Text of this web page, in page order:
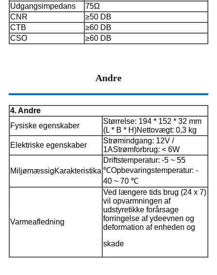
Udgangsimpedans
75Ω
CNR
≥50 DB
CTB
≥60 DB
CSO
≥60 DB
Andre
4. Andre
Fysiske egenskaber
Størrelse: 194 * 152 * 32 mm
(L * B * H)Nettovægt: 0,3 kg
Elektriske egenskaber
Strømindgang: 12V /
1AStrømforbrug: < 6W
MiljømæssigKarakteristika
Driftstemperatur: -5 ~ 55
℃Opbevaringstemperatur: -
40 ~ 70 ℃
Varmeafledning
Ved længere tids brug (24 x 7)
vil opvarmningen af ​​
udstyretikke forårsage
forringelse af ydeevnen og
deformation af enheden og
skade